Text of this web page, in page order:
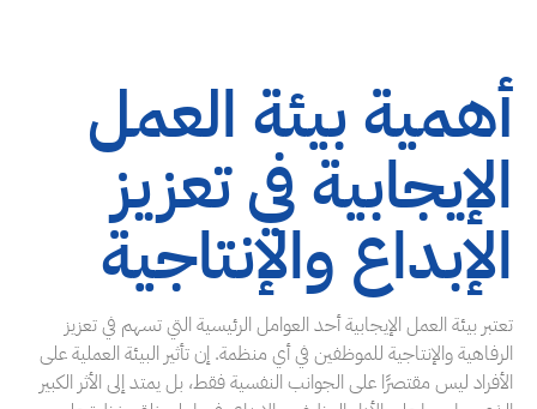
أهمية بيئة العمل
الإيجابية في تعزيز
الإبداع والإنتاجية
تعتبر بيئة العمل الإيجابية أحد العوامل الرئيسية التي تسهم في تعزيز
الرفاهية والإنتاجية للموظفين في أي منظمة. إن تأثير البيئة العملية على
الأفراد ليس مقتصرًا على الجوانب النفسية فقط، بل يمتد إلى الأثر الكبير